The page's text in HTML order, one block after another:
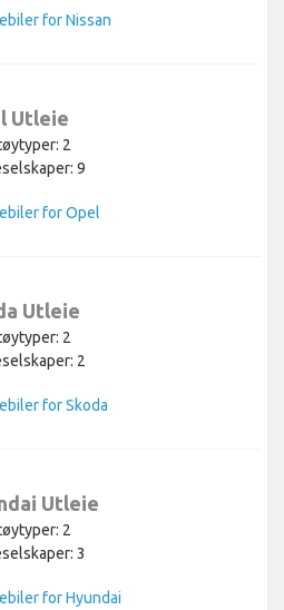
for Nissan
Utleie
2
9
for Opel
Utleie
2
2
for Skoda
Utleie
2
3
for Hyundai